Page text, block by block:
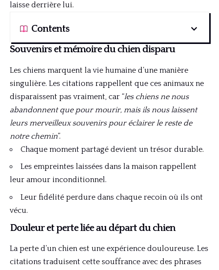
laisse derrière lui.
Contents
Souvenirs et mémoire du chien disparu
Les chiens marquent la vie humaine d’une manière
singulière. Les citations rappellent que ces animaux ne
disparaissent pas vraiment, car “les chiens ne nous
abandonnent que pour mourir, mais ils nous laissent
leurs merveilleux souvenirs pour éclairer le reste de
notre chemin”.
Chaque moment partagé devient un trésor durable.
Les empreintes laissées dans la maison rappellent
leur amour inconditionnel.
Leur fidélité perdure dans chaque recoin où ils ont
vécu.
Douleur et perte liée au départ du chien
La perte d’un chien est une expérience douloureuse. Les
citations traduisent cette souffrance avec des phrases